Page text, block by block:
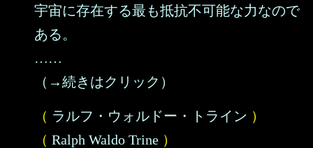
宇宙に存在する最も抵抗不可能な力なので
ある。
……
（→続きはクリック）
（ ラルフ・ウォルドー・トライン ）
（ Ralph Waldo Trine ）